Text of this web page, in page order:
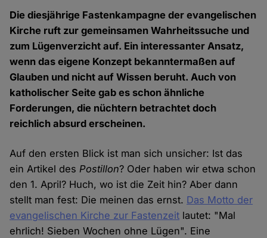
Die diesjährige Fastenkampagne der evangelischen
Kirche ruft zur gemeinsamen Wahrheitssuche und
zum Lügenverzicht auf. Ein interessanter Ansatz,
wenn das eigene Konzept bekanntermaßen auf
Glauben und nicht auf Wissen beruht. Auch von
katholischer Seite gab es schon ähnliche
Forderungen, die nüchtern betrachtet doch
reichlich absurd erscheinen.
Auf den ersten Blick ist man sich unsicher: Ist das
ein Artikel desPostillon? Oder haben wir etwa schon
den 1. April? Huch, wo ist die Zeit hin? Aber dann
stellt man fest: Die meinen das ernst. Das Motto der
evangelischen Kirche zur Fastenzeit lautet: "Mal
ehrlich! Sieben Wochen ohne Lügen". Eine